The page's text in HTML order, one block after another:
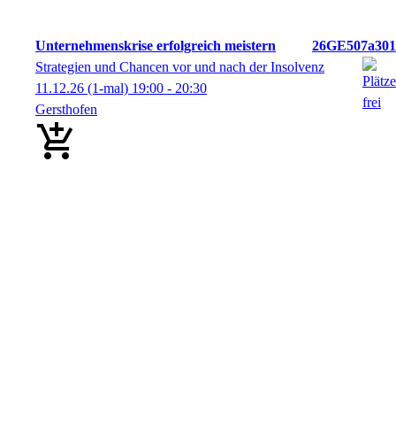
Unternehmenskrise erfolgreich meistern
26GE507a301
Strategien und Chancen vor und nach der Insolvenz
11.12.26 (1-mal) 19:00 - 20:30
Gersthofen